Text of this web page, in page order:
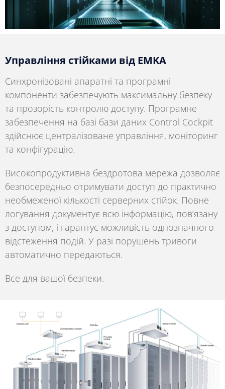
Управління стійками від EMKA
Синхронізовані апаратні та програмні
компоненти забезпечують максимальну безпеку
та прозорість контролю доступу. Програмне
забезпечення на базі бази даних Control Cockpit
здійснює централізоване управління, моніторинг
та конфігурацію.
Високопродуктивна бездротова мережа дозволяє
безпосередньо отримувати доступ до практично
необмеженої кількості серверних стійок. Повне
логування документує всю інформацію, пов’язану
з доступом, і гарантує можливість однозначного
відстеження подій. У разі порушень тривоги
автоматично передаються.
Все для вашої безпеки.